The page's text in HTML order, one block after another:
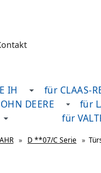
IH für CLAAS-
DEERE für
für
» D **07/C Serie »